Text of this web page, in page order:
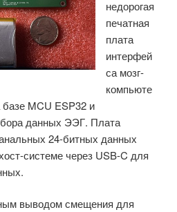
недорогая
печатная
плата
интерфей
са мозг-
компьюте
MCU ESP32 и
данных ЭЭГ. Плата
24-битных данных
системе через USB-C для
выводом смещения для